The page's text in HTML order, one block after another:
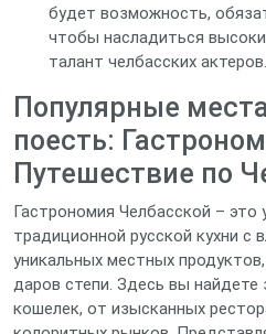
будет возможность,
чтобы насладиться
талант челбасских актеров.
Популярные
поесть:
Путешествие по
Гастрономия Челбасской – это
традиционной русской кухни с
уникальных местных
даров степи. Здесь вы найдете
кошелек, от изысканных